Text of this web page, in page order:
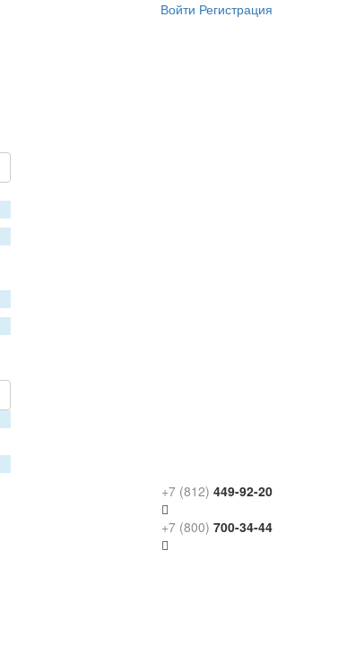
Войти Регистрация
+7 (812) 449-92-20
+7 (800) 700-34-44